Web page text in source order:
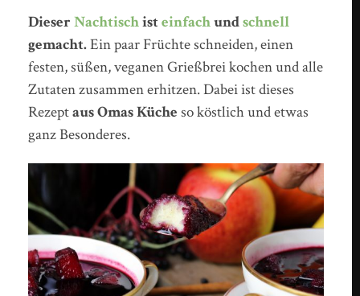
DieserNachtischisteinfachundschnell
gemacht.Ein paar Früchte schneiden, einen
festen, süßen, veganen Grießbrei kochen und alle
Zutaten zusammen erhitzen. Dabei ist dieses
Rezeptaus Omas Küche so köstlich und etwas
ganz Besonderes.